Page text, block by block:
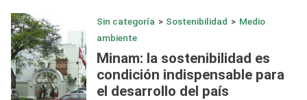
Sin categoría > Sostenibilidad > Medio
ambiente
Minam: la sostenibilidad es
condición indispensable para
el desarrollo del país